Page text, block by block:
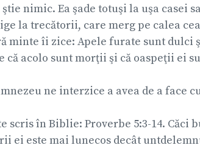
nimic. Ea şade totuşi la uşa casei
la trecătorii, care merg pe calea cea
minte îi zice: Apele furate sunt dulci
că acolo sunt morţii şi că oaspeţii ei
ne interzice a avea de a face
scris în Biblie: Proverbe 5:3-14.
ei este mai lunecos decât